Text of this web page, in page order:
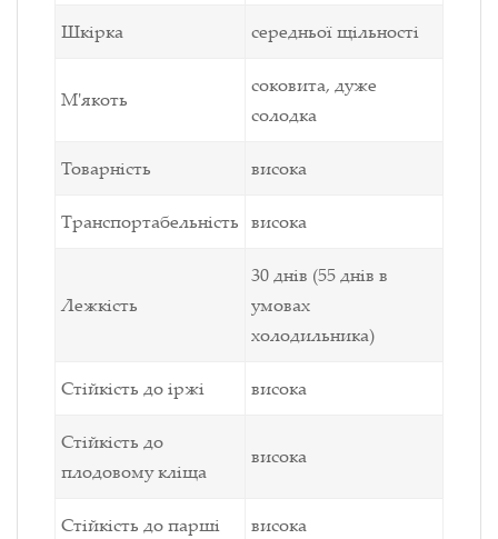
Шкірка середньої щільності
М'якоть
соковита, дуже
солодка
Товарність висока
Транспортабельність висока
Лежкість
30 днів (55 днів в
умовах
холодильника)
Стійкість до іржі висока
Стійкість до
плодовому кліща
висока
Стійкість до парші висока